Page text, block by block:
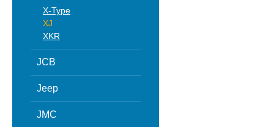
X-Type
XJ
XKR
JCB
Jeep
JMC